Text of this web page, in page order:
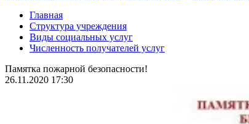
Главная
Структура учреждения
Виды социальных услуг
Численность получателей услуг
Памятка пожарной безопасности!
26.11.2020 17:30